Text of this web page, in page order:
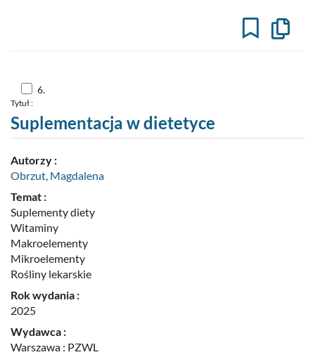
Skocz
do
nr
6
6.
Tytuł :
Suplementacja w dietetyce
Autorzy :
Obrzut, Magdalena
Temat :
Suplementy diety
Witaminy
Makroelementy
Mikroelementy
Rośliny lekarskie
Rok wydania :
2025
Wydawca :
Warszawa : PZWL